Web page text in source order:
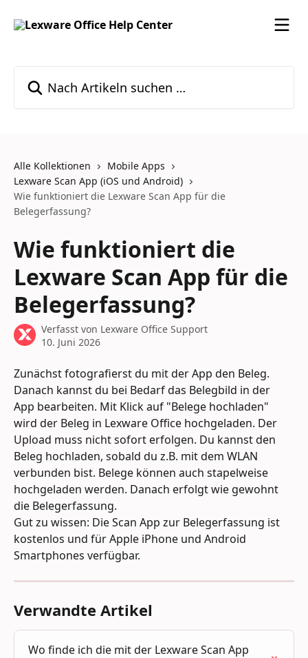
Alle Kollektionen
Mobile Apps
Lexware Scan App (iOS und Android)
Wie funktioniert die Lexware Scan App für die
Belegerfassung?
Wie funktioniert die
Lexware Scan App für die
Belegerfassung?
Verfasst von Lexware Office Support
10. Juni 2026
Zunächst fotografierst du mit der App den Beleg.
Danach kannst du bei Bedarf das Belegbild in der
App bearbeiten. Mit Klick auf "Belege hochladen"
wird der Beleg in Lexware Office hochgeladen. Der
Upload muss nicht sofort erfolgen. Du kannst den
Beleg hochladen, sobald du z.B. mit dem WLAN
verbunden bist. Belege können auch stapelweise
hochgeladen werden. Danach erfolgt wie gewohnt
die Belegerfassung.
Gut zu wissen: Die Scan App zur Belegerfassung ist
kostenlos und für Apple iPhone und Android
Smartphones verfügbar.
Verwandte Artikel
Wo finde ich die mit der Lexware Scan App